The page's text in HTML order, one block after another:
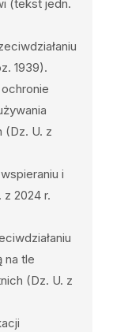
(tekst jedn.
1939).
U. z
i
2024 r.
na tle
(Dz. U. z